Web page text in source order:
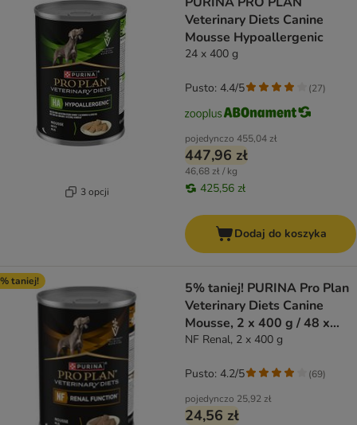
3 opcji
Veterinary Diets Canine
Mousse Hypoallergenic
24 x 400 g
pojedynczo 455,04 zł
447,96 zł
46,68 zł / kg
425,56 zł
Pusto: 4.4/5 (27)
Dodaj do koszyka
taniej!
5% taniej! PURINA Pro Plan
Veterinary Diets Canine
Mousse, 2 x 400 g / 48 x
195 g
NF Renal, 2 x 400 g
pojedynczo 25,92 zł
24,56 zł
Pusto: 4.2/5 (69)